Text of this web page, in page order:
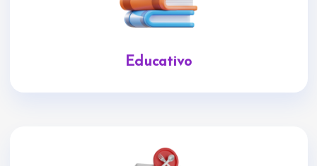
Educativo